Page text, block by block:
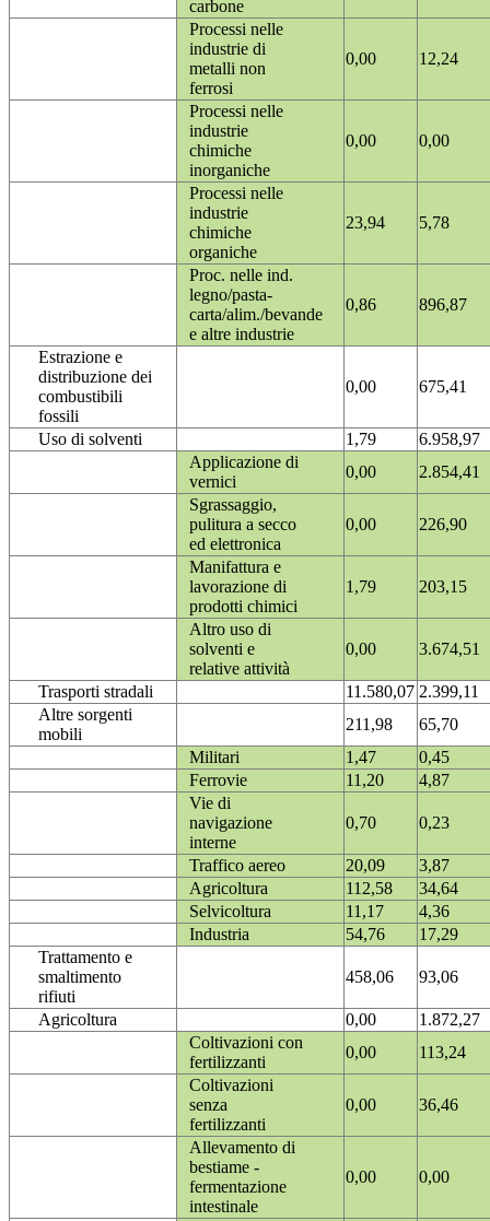
carbone
Processi nelle
industrie di
metalli non
ferrosi
0,00 12,24
Processi nelle
industrie
chimiche
inorganiche
0,00 0,00
Processi nelle
industrie
chimiche
organiche
23,94 5,78
Proc. nelle ind.
legno/pasta-
carta/alim./bevande
e altre industrie
0,86 896,87
Estrazione e
distribuzione dei
combustibili
fossili
0,00 675,41
Uso di solventi 1,79
6.958,97
Applicazione di
vernici
0,00
2.854,41
Sgrassaggio,
pulitura a secco
ed elettronica
0,00 226,90
Manifattura e
lavorazione di
prodotti chimici
1,79 203,15
Altro uso di
solventi e
relative attività
0,00 3.674,51
Trasporti stradali 11.580,07 2.399,11
Altre sorgenti
mobili
211,98
65,70
Militari
1,47
0,45
Ferrovie
11,20
4,87
Vie di
navigazione
interne
0,70 0,23
Traffico aereo 20,09
3,87
Agricoltura
112,58
34,64
Selvicoltura
11,17
4,36
Industria
54,76
17,29
Trattamento e
smaltimento
rifiuti
458,06 93,06
Agricoltura 0,00
1.872,27
Coltivazioni con
fertilizzanti
0,00
113,24
Coltivazioni
senza
fertilizzanti
0,00 36,46
Allevamento di
bestiame -
fermentazione
intestinale
0,00 0,00